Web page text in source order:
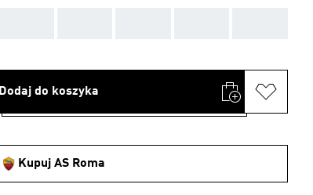
Dodaj do koszyka
Kupuj AS Roma